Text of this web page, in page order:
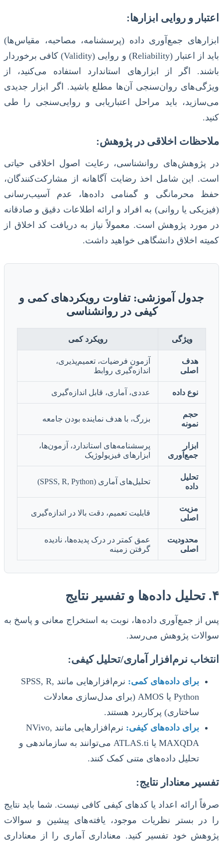
اعتبار و روایی ابزارها:
ابزارهای جمع‌آوری داده (پرسشنامه، مصاحبه، مقیاس‌ها)
باید از اعتبار (Reliability) و روایی (Validity) کافی برخوردار
باشند. اگر از ابزارهای استاندارد استفاده می‌کنید، از
ویژگی‌های روان‌سنجی آن‌ها مطلع باشید. اگر ابزار جدیدی
می‌سازید، باید مراحل اعتباریابی و روایی‌سنجی را طی
کنید.
ملاحظات اخلاقی در پژوهش:
در پژوهش‌های روانشناسی، رعایت اصول اخلاقی حیاتی
است. این شامل اخذ رضایت آگاهانه از مشارکت‌کنندگان،
حفظ محرمانگی و گمنامی داده‌ها، عدم آسیب‌رسانی
(فیزیکی یا روانی) به افراد و ارائه اطلاعات دقیق و صادقانه
در مورد پژوهش است. معمولاً نیاز به دریافت کد اخلاق از
کمیته اخلاق دانشگاهی خواهید داشت.
جدول آموزشی: تفاوت رویکردهای کمی و
کیفی در روانشناسی
ویژگی رویکرد کمی
هدف
اصلی
آزمون فرضیات، تعمیم‌پذیری،
اندازه‌گیری روابط
نوع داده عددی، آماری، قابل اندازه‌گیری
حجم
نمونه
بزرگ، با هدف نماینده بودن جامعه
ابزار
جمع‌آوری
پرسشنامه‌های استاندارد، آزمون‌ها،
ابزارهای فیزیولوژیک
تحلیل
داده
تحلیل‌های آماری (SPSS, R, Python)
مزیت
اصلی
قابلیت تعمیم، دقت بالا در اندازه‌گیری
محدودیت
اصلی
عمق کمتر در درک پدیده‌ها، نادیده
گرفتن زمینه
۴. تحلیل داده‌ها و تفسیر نتایج
پس از جمع‌آوری داده‌ها، نوبت به استخراج معانی و پاسخ به
سوالات پژوهش می‌رسد.
انتخاب نرم‌افزار آماری/تحلیل کیفی:
برای داده‌های کمی:
نرم‌افزارهایی مانند SPSS, R,
Python یا AMOS (برای مدل‌سازی معادلات
ساختاری) پرکاربرد هستند.
برای داده‌های کیفی:
نرم‌افزارهایی مانند NVivo,
MAXQDA یا ATLAS.ti می‌توانند به سازماندهی و
تحلیل داده‌های متنی کمک کنند.
تفسیر معنادار نتایج:
صرفاً ارائه اعداد یا کدهای کیفی کافی نیست. شما باید نتایج
را در بستر نظریات موجود، یافته‌های پیشین و سوالات
پژوهش خود تفسیر کنید. معناداری آماری را از معناداری